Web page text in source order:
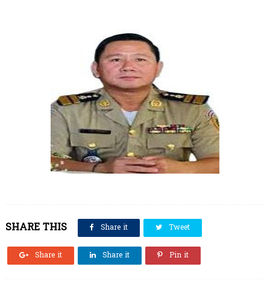
SHARE THIS Share it Tweet
Share it Share it Pin it